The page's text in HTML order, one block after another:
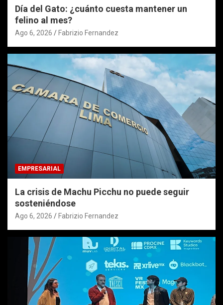
Día del Gato: ¿cuánto cuesta mantener un
felino al mes?
Ago 6, 2026 Fabrizio Fernandez
EMPRESARIAL
La crisis de Machu Picchu no puede seguir
sosteniéndose
Ago 6, 2026 Fabrizio Fernandez